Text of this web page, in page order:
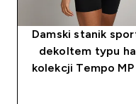
Damski stanik
dekoltem typu
kolekcji Tempo MP